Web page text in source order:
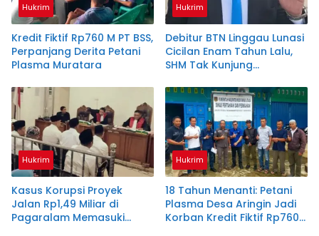
Hukrim
Kredit Fiktif Rp760 M PT BSS,
Perpanjang Derita Petani
Plasma Muratara
Hukrim
Debitur BTN Linggau Lunasi
Cicilan Enam Tahun Lalu,
SHM Tak Kunjung
Hukrim
Kasus Korupsi Proyek
Jalan Rp1,49 Miliar di
Pagaralam Memasuki
Hukrim
18 Tahun Menanti: Petani
Plasma Desa Aringin Jadi
Korban Kredit Fiktif Rp760